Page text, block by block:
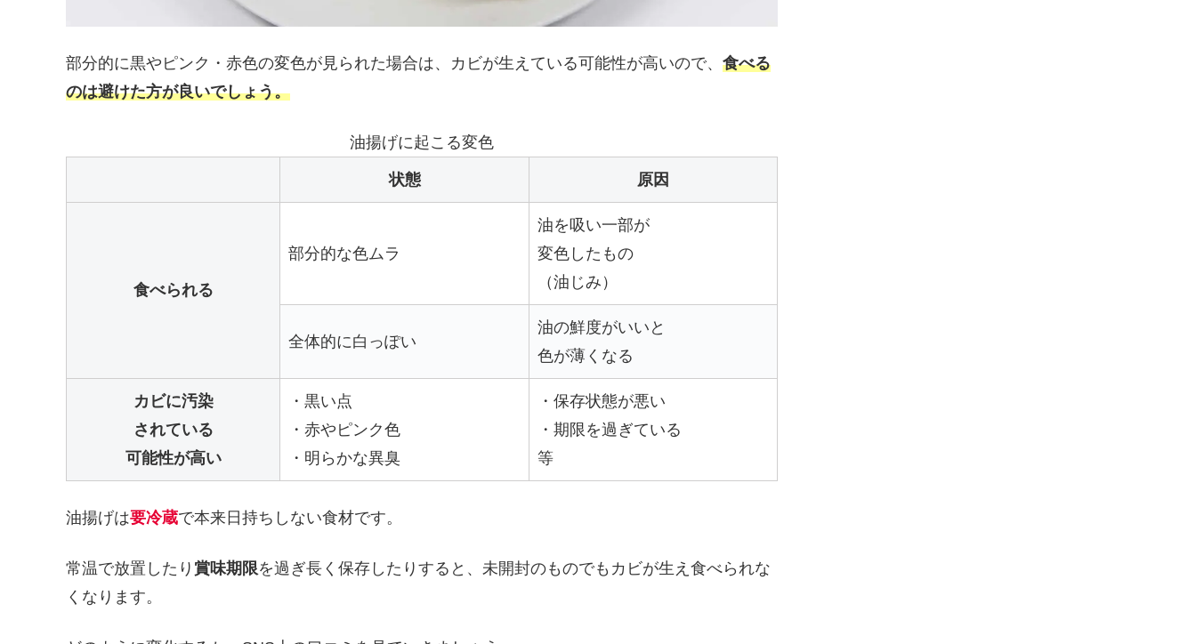
部分的に黒やピンク・赤色の変色が見られた場合は、カビが生えている可能性が高いので、 食べる
のは避けた方が良いでしょう。
油揚げに起こる変色
状態 原因
食べられる
部分的な色ムラ
油を吸い一部が
変色したもの
（油じみ）
全体的に白っぽい
油の鮮度がいいと
色が薄くなる
カビに汚染
されている
可能性が高い
・黒い点
・赤やピンク色
・明らかな異臭
・保存状態が悪い
・期限を過ぎている
等
油揚げは要冷蔵で本来日持ちしない食材です。
常温で放置したり 賞味期限を過ぎ長く保存したりすると、未開封のものでもカビが生え食べられな
くなります。